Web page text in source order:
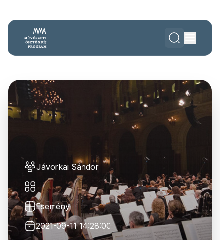
Jávorkai Sándor
Esemény
2021-09-11 14:28:00